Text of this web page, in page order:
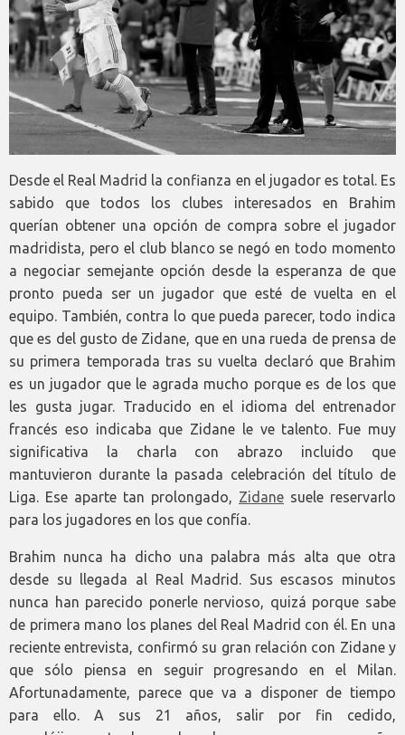
Desde el Real Madrid la confianza en el jugador es total. Es
sabido que todos los clubes interesados en Brahim
querían obtener una opción de compra sobre el jugador
madridista, pero el club blanco se negó en todo momento
a negociar semejante opción desde la esperanza de que
pronto pueda ser un jugador que esté de vuelta en el
equipo. También, contra lo que pueda parecer, todo indica
que es del gusto de Zidane, que en una rueda de prensa de
su primera temporada tras su vuelta declaró que Brahim
es un jugador que le agrada mucho porque es de los que
les gusta jugar. Traducido en el idioma del entrenador
francés eso indicaba que Zidane le ve talento. Fue muy
significativa la charla con abrazo incluido que
mantuvieron durante la pasada celebración del título de
Liga. Ese aparte tan prolongado, Zidane suele reservarlo
para los jugadores en los que confía.
Brahim nunca ha dicho una palabra más alta que otra
desde su llegada al Real Madrid. Sus escasos minutos
nunca han parecido ponerle nervioso, quizá porque sabe
de primera mano los planes del Real Madrid con él. En una
reciente entrevista, confirmó su gran relación con Zidane y
que sólo piensa en seguir progresando en el Milan.
Afortunadamente, parece que va a disponer de tiempo
para ello. A sus 21 años, salir por fin cedido,